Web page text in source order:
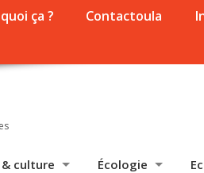
ça ? Contactoula
culture Écologie